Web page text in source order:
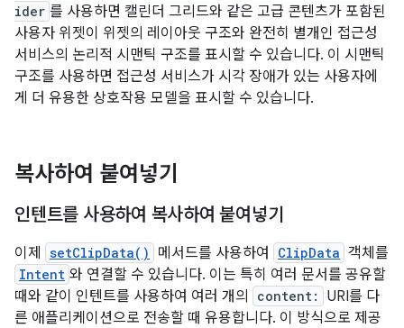
ider 를 사용하면 캘린더 그리드와 같은 고급 콘텐츠가 포함된
사용자 위젯이 위젯의 레이아웃 구조와 완전히 별개인 접근성
서비스의 논리적 시맨틱 구조를 표시할 수 있습니다. 이 시맨틱
구조를 사용하면 접근성 서비스가 시각 장애가 있는 사용자에
게 더 유용한 상호작용 모델을 표시할 수 있습니다.
복사하여 붙여넣기
인텐트를 사용하여 복사하여 붙여넣기
이제 setClipData() 메서드를 사용하여 ClipData 객체를
Intent 와 연결할 수 있습니다. 이는 특히 여러 문서를 공유할
때와 같이 인텐트를 사용하여 여러 개의
content:
URI를 다
른 애플리케이션으로 전송할 때 유용합니다. 이 방식으로 제공